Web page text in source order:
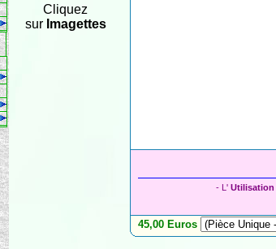
Cliquez
surImagettes
- L'Utilisation
45,00 Euros